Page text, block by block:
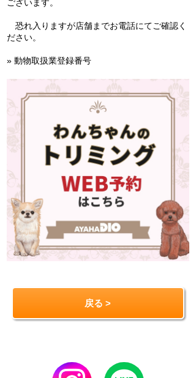
ございます。
恐れ入りますが店舗までお電話にてご確認く
ださい。
» 動物取扱業登録番号
戻る >